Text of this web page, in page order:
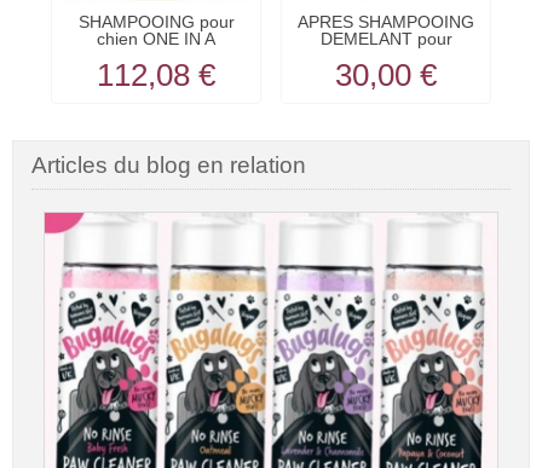
SHAMPOOING pour
chien ONE IN A
112,08 €
APRES SHAMPOOING
DEMELANT pour
30,00 €
Articles du blog en relation